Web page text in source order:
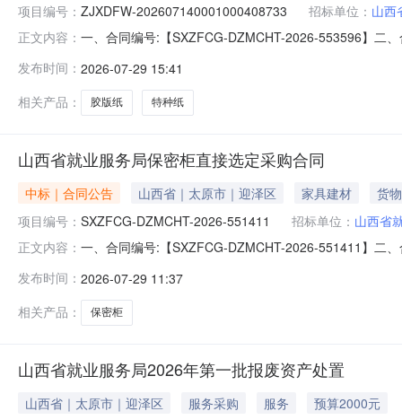
项目编号： ZJXDFW-202607140001000408733 招标单位： 山西
正文内容： 一、合同编号:【SXZFCG-DZMCHT-2026-553596】二
（乙方）：【山西飞泉碧峰科贸有限公司】地址：万柏
发布时间： 2026-07-29 15:41
相关产品：
胶版纸 特种纸
山西省就业服务局保密柜直接选定采购合同
中标｜合同公告 山西省｜太原市｜迎泽区 家具建材
货物
项目编号： SXZFCG-DZMCHT-2026-551411 招标单位： 山西省
正文内容： 一、合同编号:【SXZFCG-DZMCHT-2026-551411】二
址：晋祠路一段121号联系人：杨亚敏六、合同主要信息
发布时间： 2026-07-29 11:37
相关产品：
保密柜
山西省就业服务局2026年第一批报废资产处置
山西省｜太原市｜迎泽区 服务采购 服务
预算2000元